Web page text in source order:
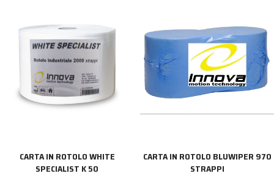
CARTA IN ROTOLO WHITE
SPECIALIST K 50
CARTA IN ROTOLO BLUWIPER 970
STRAPPI